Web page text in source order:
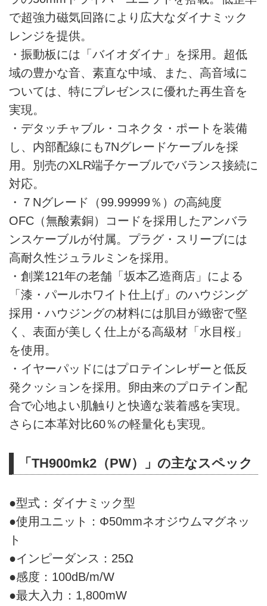
で超強力磁気回路により広大なダイナミック
レンジを提供。
・振動板には「バイオダイナ」を採用。超低
域の豊かな音、素直な中域、また、高音域に
ついては、特にプレゼンスに優れた再生音を
実現。
・デタッチャブル・コネクタ・ポートを装備
し、内部配線にも7Nグレードケーブルを採
用。別売のXLR端子ケーブルでバランス接続に
対応。
・７Nグレード（99.99999％）の高純度
OFC（無酸素銅）コードを採用したアンバラ
ンスケーブルが付属。プラグ・スリーブには
高耐久性ジュラルミンを採用。
・創業121年の老舗「坂本乙造商店」による
「漆・パールホワイト仕上げ」のハウジング
採用・ハウジングの材料には肌目が緻密で堅
く、表面が美しく仕上がる高級材「水目桜」
を使用。
・イヤーパッドにはプロテインレザーと低反
発クッションを採用。卵由来のプロテイン配
合で心地よい肌触りと快適な装着感を実現。
さらに本革対比60％の軽量化も実現。
「TH900mk2（PW）」の主なスペック
●型式：ダイナミック型
●使用ユニット：Φ50mmネオジウムマグネッ
ト
●インピーダンス：25Ω
●感度：100dB/m/W
●最大入力：1,800mW